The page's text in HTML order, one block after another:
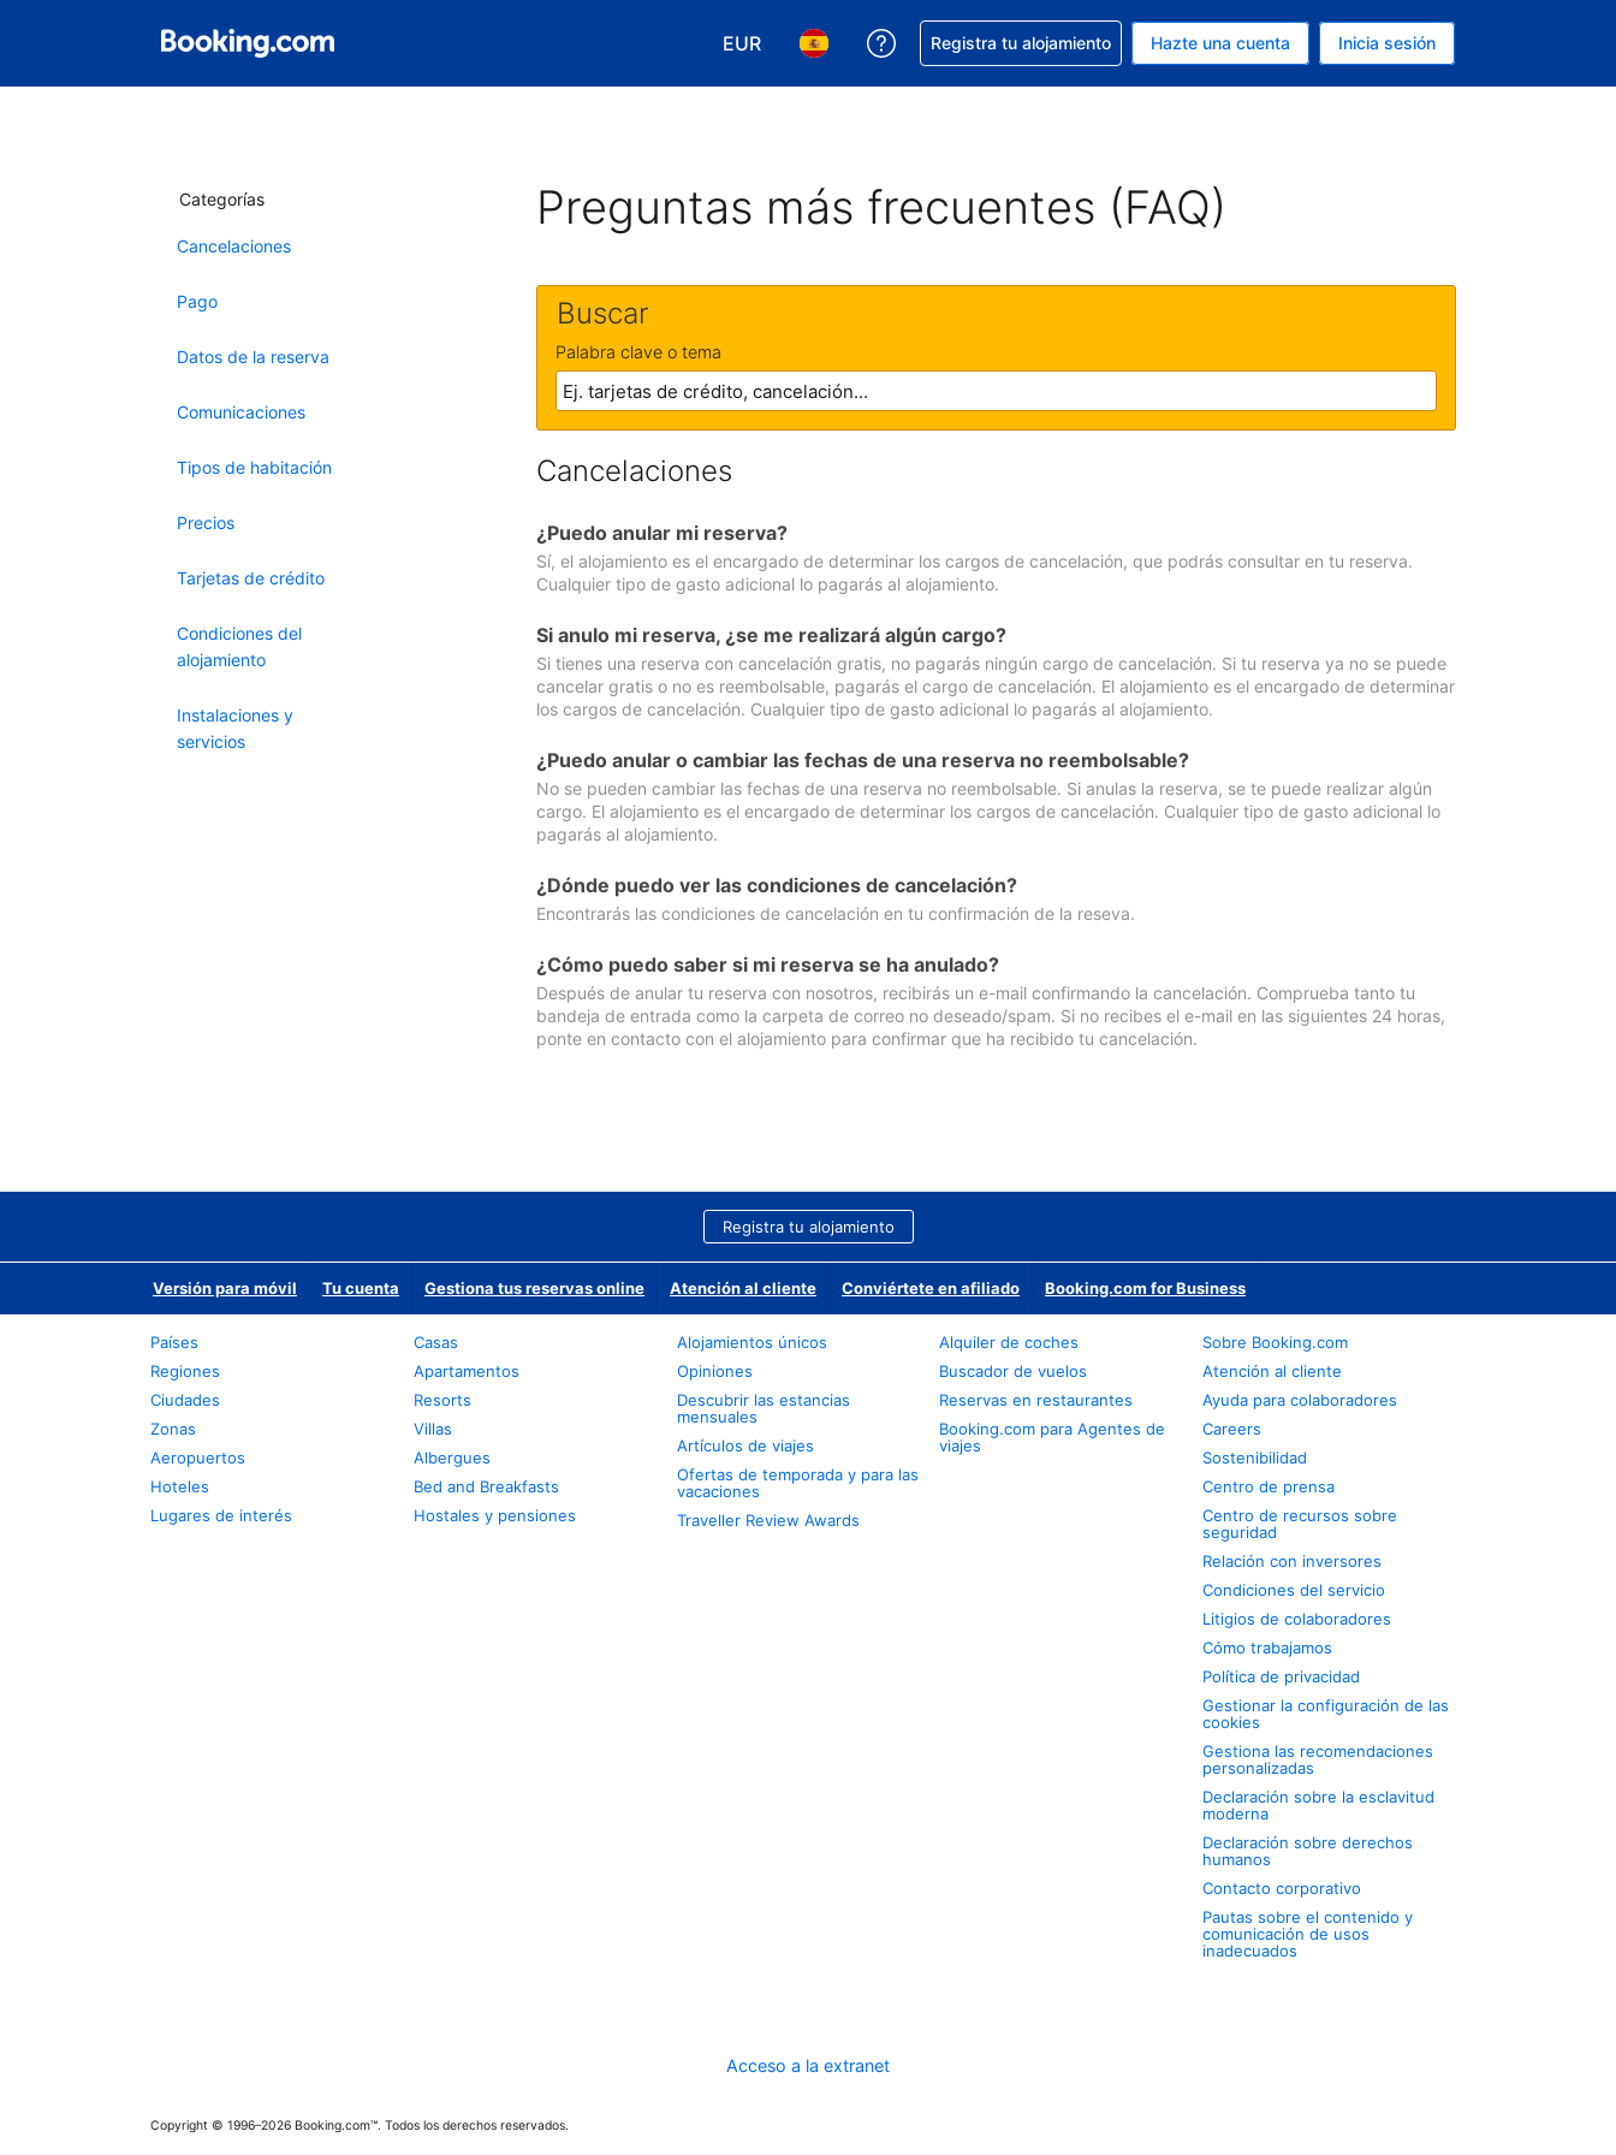
EUR
Elegir tu moneda. Tu moneda actual es EUR
Elegir el idioma que prefieres. Tu idioma actual es Español
Obtener ayuda con la reserva
Registra tu alojamiento Hazte una cuenta Inicia sesión
Categorías
Cancelaciones
Pago
Datos de la reserva
Comunicaciones
Tipos de habitación
Precios
Tarjetas de crédito
Condiciones del
alojamiento
Instalaciones y
servicios
Preguntas más frecuentes (FAQ)
Buscar
Palabra clave o tema
Cancelaciones
¿Puedo anular mi reserva?
Sí, el alojamiento es el encargado de determinar los cargos de cancelación, que podrás consultar en tu reserva.
Cualquier tipo de gasto adicional lo pagarás al alojamiento.
Si anulo mi reserva, ¿se me realizará algún cargo?
Si tienes una reserva con cancelación gratis, no pagarás ningún cargo de cancelación. Si tu reserva ya no se puede
cancelar gratis o no es reembolsable, pagarás el cargo de cancelación. El alojamiento es el encargado de determinar
los cargos de cancelación. Cualquier tipo de gasto adicional lo pagarás al alojamiento.
¿Puedo anular o cambiar las fechas de una reserva no reembolsable?
No se pueden cambiar las fechas de una reserva no reembolsable. Si anulas la reserva, se te puede realizar algún
cargo. El alojamiento es el encargado de determinar los cargos de cancelación. Cualquier tipo de gasto adicional lo
pagarás al alojamiento.
¿Dónde puedo ver las condiciones de cancelación?
Encontrarás las condiciones de cancelación en tu confirmación de la reseva.
¿Cómo puedo saber si mi reserva se ha anulado?
Después de anular tu reserva con nosotros, recibirás un e-mail confirmando la cancelación. Comprueba tanto tu
bandeja de entrada como la carpeta de correo no deseado/spam. Si no recibes el e-mail en las siguientes 24 horas,
ponte en contacto con el alojamiento para confirmar que ha recibido tu cancelación.
Registra tu alojamiento
Versión para móvil Tu cuenta Gestiona tus reservas online Atención al cliente Conviértete en afiliado Booking.com for Business
Países
Regiones
Ciudades
Zonas
Aeropuertos
Hoteles
Lugares de interés
Casas
Apartamentos
Resorts
Villas
Albergues
Bed and Breakfasts
Hostales y pensiones
Alojamientos únicos
Opiniones
Descubrir las estancias
mensuales
Artículos de viajes
Ofertas de temporada y para las
vacaciones
Traveller Review Awards
Alquiler de coches
Buscador de vuelos
Reservas en restaurantes
Booking.com para Agentes de
viajes
Sobre Booking.com
Atención al cliente
Ayuda para colaboradores
Careers
Sostenibilidad
Centro de prensa
Centro de recursos sobre
seguridad
Relación con inversores
Condiciones del servicio
Litigios de colaboradores
Cómo trabajamos
Política de privacidad
Gestionar la configuración de las
cookies
Gestiona las recomendaciones
personalizadas
Declaración sobre la esclavitud
moderna
Declaración sobre derechos
humanos
Contacto corporativo
Pautas sobre el contenido y
comunicación de usos
inadecuados
Acceso a la extranet
Copyright © 1996–2026 Booking.com™. Todos los derechos reservados.